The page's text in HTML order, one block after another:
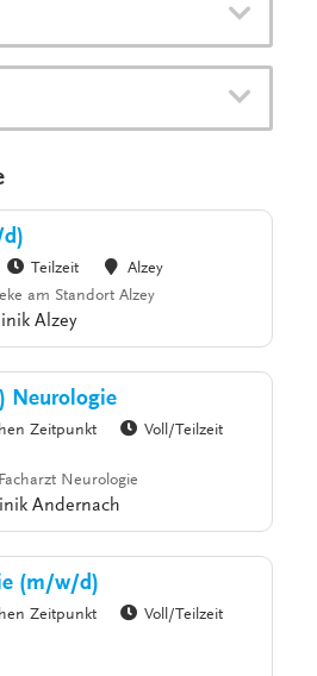
Teilzeit
Alzey
am Standort Alzey
Alzey
Neurologie
Zeitpunkt
Voll/Teilzeit
Neurologie
Andernach
(m/w/d)
Zeitpunkt
Voll/Teilzeit